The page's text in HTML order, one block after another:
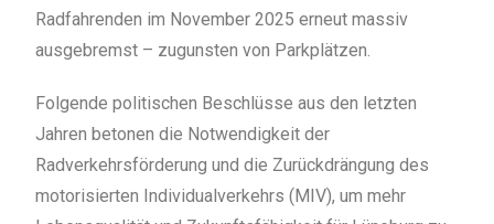
Radfahrenden im November 2025 erneut massiv
ausgebremst – zugunsten von Parkplätzen.
Folgende politischen Beschlüsse aus den letzten
Jahren betonen die Notwendigkeit der
Radverkehrsförderung und die Zurückdrängung des
motorisierten Individualverkehrs (MIV), um mehr